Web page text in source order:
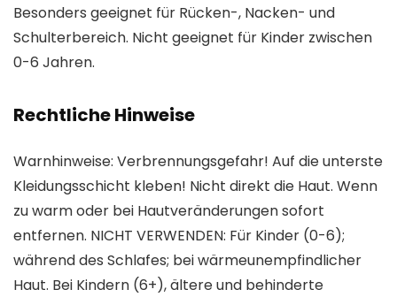
Besonders geeignet für Rücken-, Nacken- und
Schulterbereich. Nicht geeignet für Kinder zwischen
0-6 Jahren.
Rechtliche Hinweise
Warnhinweise: Verbrennungsgefahr! Auf die unterste
Kleidungsschicht kleben! Nicht direkt die Haut. Wenn
zu warm oder bei Hautveränderungen sofort
entfernen. NICHT VERWENDEN: Für Kinder (0-6);
während des Schlafes; bei wärmeunempfindlicher
Haut. Bei Kindern (6+), ältere und behinderte